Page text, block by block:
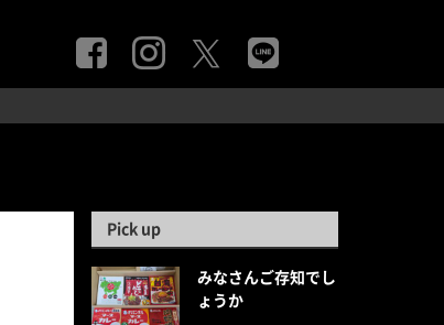
Pick up
みなさんご存知でし
ょうか